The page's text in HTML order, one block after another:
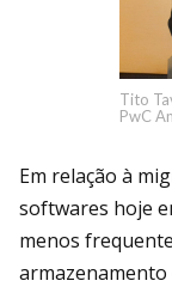
Tito
PwC
Em relação à
softwares hoje
menos
armazenamento